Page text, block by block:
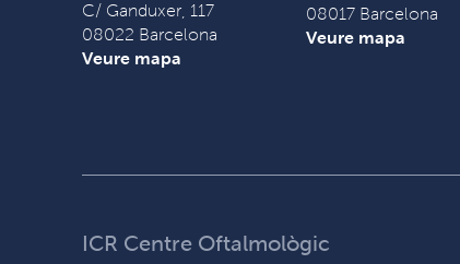
C/ Ganduxer, 117
08022 Barcelona
Veure mapa
08017 Barcelona
Veure mapa
ICR Centre Oftalmològic